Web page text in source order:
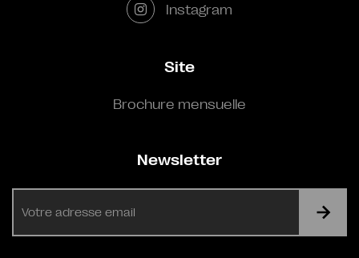
Instagram
Site
Brochure mensuelle
Newsletter